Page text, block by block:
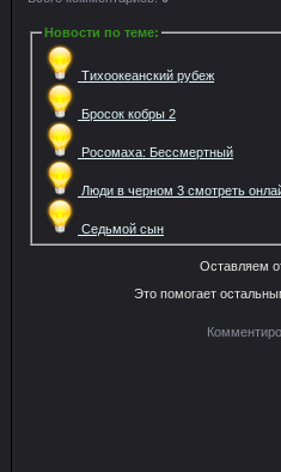
Новости по теме:
Тихоокеанский рубеж
Бросок кобры 2
Росомаха: Бессмертный
Люди в черном 3 смотреть
Седьмой сын
Оставляем
Это помогает